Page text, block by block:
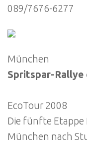
089/7676-6277
München
Spritspar-Rallye
EcoTour 2008
Die fünfte
München nach